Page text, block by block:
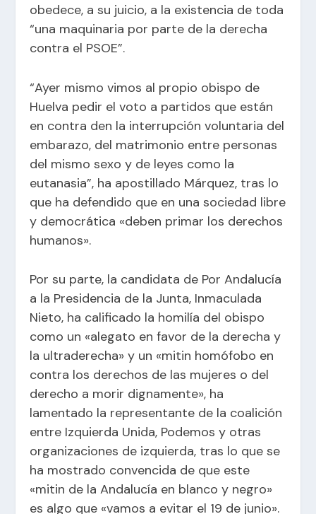
obedece, a su juicio, a la existencia de toda
“una maquinaria por parte de la derecha
contra el PSOE”.
“Ayer mismo vimos al propio obispo de
Huelva pedir el voto a partidos que están
en contra den la interrupción voluntaria del
embarazo, del matrimonio entre personas
del mismo sexo y de leyes como la
eutanasia”, ha apostillado Márquez, tras lo
que ha defendido que en una sociedad libre
y democrática «deben primar los derechos
humanos».
Por su parte, la candidata de Por Andalucía
a la Presidencia de la Junta, Inmaculada
Nieto, ha calificado la homilía del obispo
como un «alegato en favor de la derecha y
la ultraderecha» y un «mitin homófobo en
contra los derechos de las mujeres o del
derecho a morir dignamente», ha
lamentado la representante de la coalición
entre Izquierda Unida, Podemos y otras
organizaciones de izquierda, tras lo que se
ha mostrado convencida de que este
«mitin de la Andalucía en blanco y negro»
es algo que «vamos a evitar el 19 de junio».